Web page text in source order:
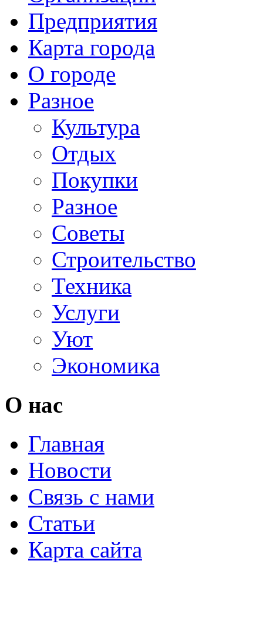
Предприятия
Карта города
О городе
Разное
Культура
Отдых
Покупки
Разное
Советы
Строительство
Техника
Услуги
Уют
Экономика
О нас
Главная
Новости
Связь с нами
Статьи
Карта сайта